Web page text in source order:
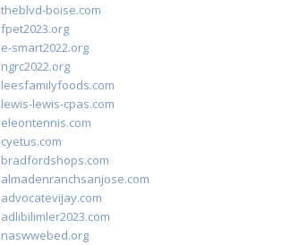
theblvd-boise.com
fpet2023.org
e-smart2022.org
ngrc2022.org
leesfamilyfoods.com
lewis-lewis-cpas.com
eleontennis.com
cyetus.com
bradfordshops.com
almadenranchsanjose.com
advocatevijay.com
adlibilimler2023.com
naswwebed.org